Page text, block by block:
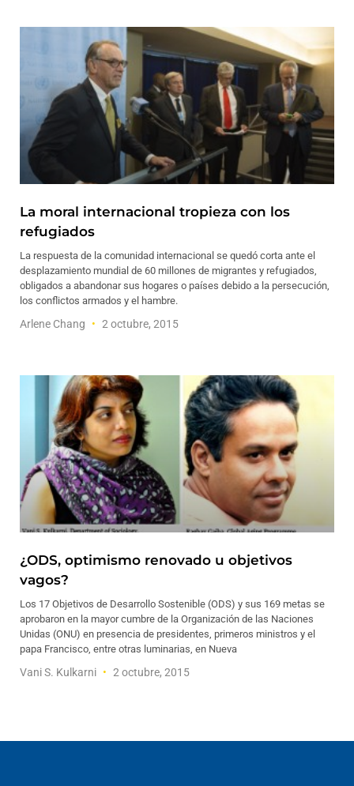
La moral internacional tropieza con los
refugiados
La respuesta de la comunidad internacional se quedó corta ante el
desplazamiento mundial de 60 millones de migrantes y refugiados,
obligados a abandonar sus hogares o países debido a la persecución,
los conflictos armados y el hambre.
Arlene Chang 2 octubre, 2015
¿ODS, optimismo renovado u objetivos
vagos?
Los 17 Objetivos de Desarrollo Sostenible (ODS) y sus 169 metas se
aprobaron en la mayor cumbre de la Organización de las Naciones
Unidas (ONU) en presencia de presidentes, primeros ministros y el
papa Francisco, entre otras luminarias, en Nueva
Vani S. Kulkarni 2 octubre, 2015